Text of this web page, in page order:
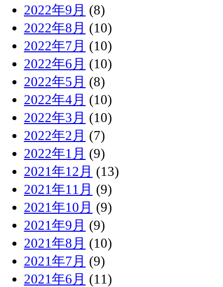
2022年9月 (8)
2022年8月 (10)
2022年7月 (10)
2022年6月 (10)
2022年5月 (8)
2022年4月 (10)
2022年3月 (10)
2022年2月 (7)
2022年1月 (9)
2021年12月 (13)
2021年11月 (9)
2021年10月 (9)
2021年9月 (9)
2021年8月 (10)
2021年7月 (9)
2021年6月 (11)